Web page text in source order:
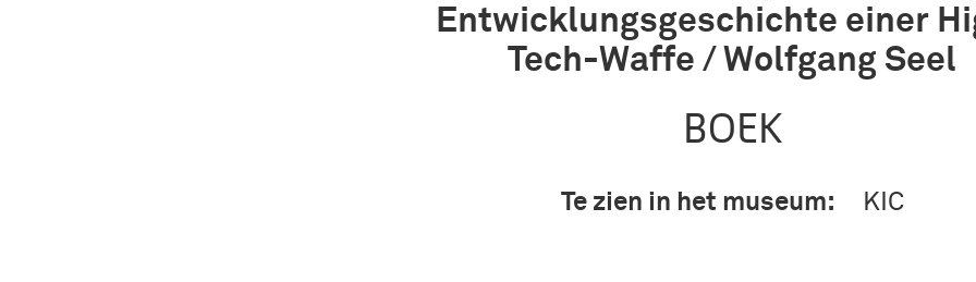
Entwicklungsgeschichte einer
Tech-Waffe / Wolfgang Seel
BOEK
Te zien in het museum: KIC